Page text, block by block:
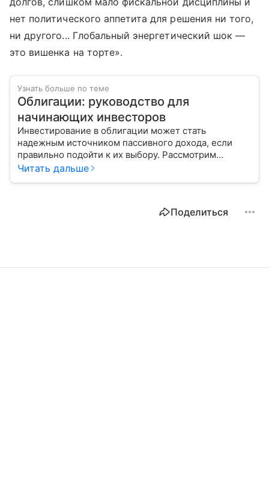
нет политического аппетита для решения ни того,
ни другого... Глобальный энергетический шок —
это вишенка на торте».
Узнать больше по теме
Облигации: руководство для
начинающих инвесторов
Инвестирование в облигации может стать
надежным источником пассивного дохода, если
правильно подойти к их выбору. Рассмотрим
основные виды этих ценных бумаг и важные
Читать дальше
Поделиться